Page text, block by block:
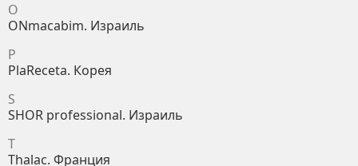
O
ONmacabim. Израиль
P
PlaReceta. Корея
S
SHOR professional. Израиль
T
Thalac. Франция